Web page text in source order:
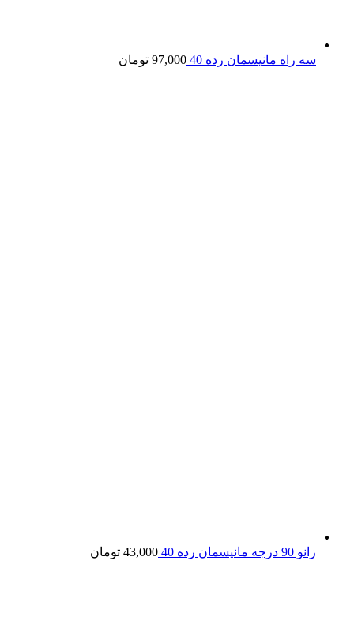
سه راه مانیسمان رده 40 97,000 تومان
زانو 90 درجه مانیسمان رده 40 43,000 تومان